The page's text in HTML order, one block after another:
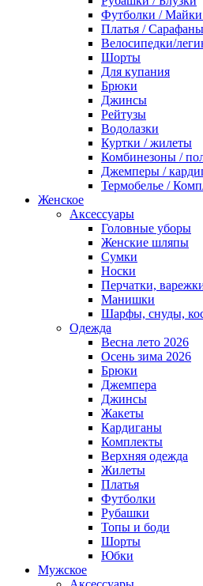
Футболки /
Платья /
Велосипедки/
Шорты
Для купания
Брюки
Джинсы
Рейтузы
Водолазки
Куртки / жилеты
Комбинезоны /
Джемперы /
Термобелье /
Женское
Аксессуары
Головные уборы
Женские шляпы
Сумки
Носки
Перчатки,
Манишки
Шарфы, снуды,
Одежда
Весна лето 2026
Осень зима 2026
Брюки
Джемпера
Джинсы
Жакеты
Кардиганы
Комплекты
Верхняя одежда
Жилеты
Платья
Футболки
Рубашки
Топы и боди
Шорты
Юбки
Мужское